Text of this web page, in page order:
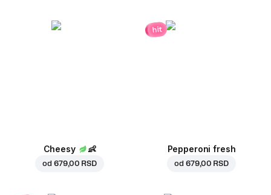
Cheesy 👶
od 679,00 RSD
hit
Pepperoni fresh
od 679,00 RSD